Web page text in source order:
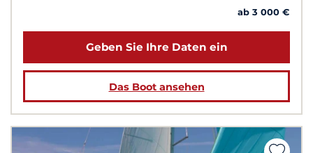
ab 3 000 €
Geben Sie Ihre Daten ein
Das Boot ansehen